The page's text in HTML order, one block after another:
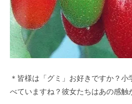
＊皆様は「グミ」お好きですか？
べていますね？彼女たちはあの感触